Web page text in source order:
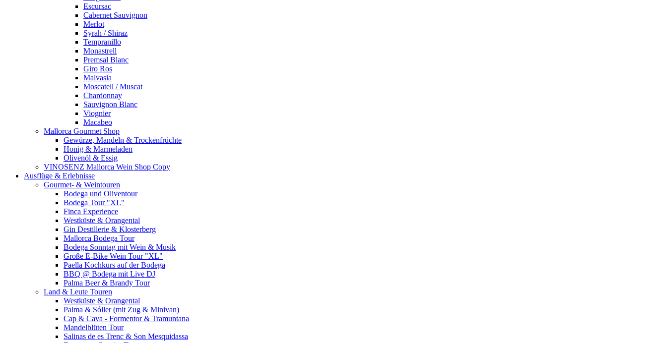
Escursac
Cabernet Sauvignon
Merlot
Syrah / Shiraz
Tempranillo
Monastrell
Premsal Blanc
Giro Ros
Malvasia
Moscatell / Muscat
Chardonnay
Sauvignon Blanc
Viognier
Macabeo
Mallorca Gourmet Shop
Gewürze, Mandeln & Trockenfrüchte
Honig & Marmeladen
Olivenöl & Essig
VINOSENZ Mallorca Wein Shop Copy
Ausflüge & Erlebnisse
Gourmet- & Weintouren
Bodega und Oliventour
Bodega Tour "XL"
Finca Experience
Westküste & Orangental
Gin Destillerie & Klosterberg
Mallorca Bodega Tour
Bodega Sonntag mit Wein & Musik
Große E-Bike Wein Tour "XL"
Paella Kochkurs auf der Bodega
BBQ @ Bodega mit Live DJ
Palma Beer & Brandy Tour
Land & Leute Touren
Westküste & Orangental
Palma & Sóller (mit Zug & Minivan)
Cap & Cava - Formentor & Tramuntana
Mandelblüten Tour
Salinas de es Trenc & Son Mesquidassa